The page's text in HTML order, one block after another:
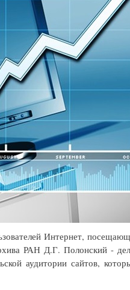
Интернет,
РАН Д.Г. Полонский -
аудитории сайтов,